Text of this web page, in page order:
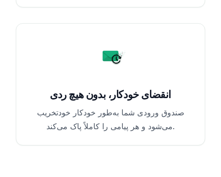
انقضای خودکار، بدون هیچ ردی
صندوق ورودی شما به‌طور خودکار خودتخریب
می‌شود و هر پیامی را کاملاً پاک می‌کند.